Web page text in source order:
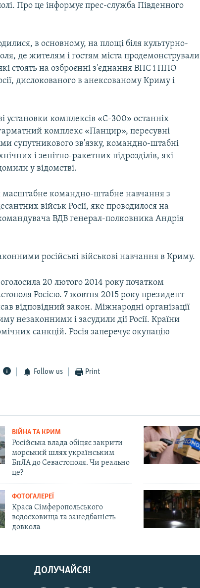
Про це інформує прес-служба Південного
в основному, на площі біля культурно-
де жителям і гостям міста продемонстрували
стоять на озброєнні з'єднання ВПС і ППО
дислокованого в анексованому Криму і
установки комплексів «С-300» останніх
комплекс «Панцир», пересувні
супутникового зв'язку, командно-штабні
і зенітно-ракетних підрозділів, які
у відомстві.
масштабне командно-штабне навчання з
військ Росії, яке проводилося на
ВДВ генерал-полковника Андрія
російські військові навчання в Криму.
20 лютого 2014 року початком
Росією. 7 жовтня 2015 року президент
відповідний закон. Міжнародні організації
незаконними і засудили дії Росії. Країни
санкцій. Росія заперечує окупацію
Follow us Print
ВІЙНА ТА КРИМ
Російська влада обіцяє закрити
морський шлях українським
БпЛА до Севастополя. Чи реально
це?
ФОТОГАЛЕРЕЇ
Краса Сімферопольського
водосховища та занедбаність
довкола
ДОЛУЧАЙСЯ!